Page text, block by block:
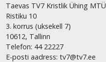
Taevas TV7 Kristlik Ühing MTÜ
Ristiku 10
3. korrus (uksekell 7)
10612, Tallinn
Telefon: 44 22227
E-posti aadress: tv7@tv7.ee